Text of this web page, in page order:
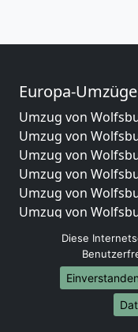
Europa-Umzüge
Umzug von
Umzug von
Umzug von
Umzug von
Umzug von
Umzug von
Umzug von
und Herzegowina
Umzug von
Umzug von
Umzug von
Diese
Einverstanden